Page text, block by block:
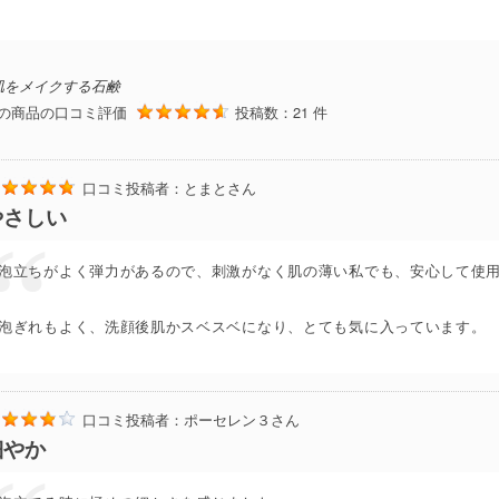
をメイクする石鹸
商品の口コミ評価 投稿数：21 件
口コミ投稿者： とまと さん
しい
立ちがよく弾力があるので、刺激がなく肌の薄い私でも、安心して使用
ぎれもよく、洗顔後肌かスベスベになり、とても気に入っています。
口コミ投稿者： ポーセレン３ さん
か